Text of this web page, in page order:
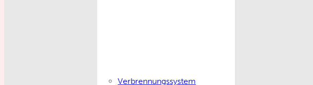
Verbrennungssystem